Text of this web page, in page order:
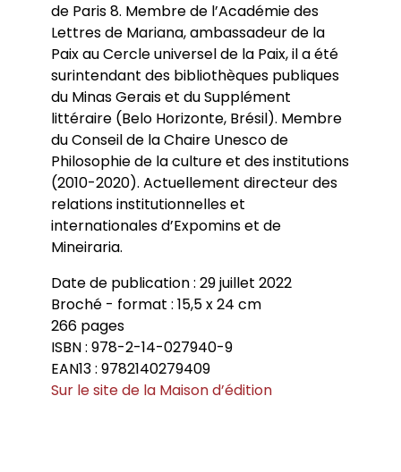
de Paris 8. Membre de l’Académie des
Lettres de Mariana, ambassadeur de la
Paix au Cercle universel de la Paix, il a été
surintendant des bibliothèques publiques
du Minas Gerais et du Supplément
littéraire (Belo Horizonte, Brésil). Membre
du Conseil de la Chaire Unesco de
Philosophie de la culture et des institutions
(2010-2020). Actuellement directeur des
relations institutionnelles et
internationales d’Expomins et de
Mineiraria.
Date de publication : 29 juillet 2022
Broché - format : 15,5 x 24 cm
266 pages
ISBN : 978-2-14-027940-9
EAN13 : 9782140279409
Sur le site de la Maison d’édition